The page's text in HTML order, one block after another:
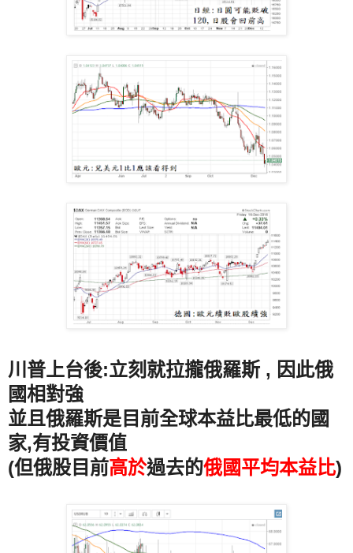
川普上台後:立刻就拉攏俄羅斯 , 因此俄
國相對強
並且俄羅斯是目前全球本益比最低的國
家,有投資價值
(但俄股目前高於過去的俄國平均本益比)